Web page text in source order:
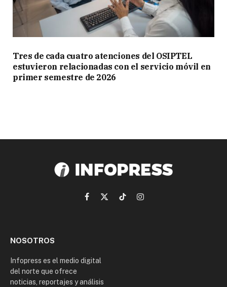
Tres de cada cuatro atenciones del OSIPTEL
estuvieron relacionadas con el servicio móvil en
primer semestre de 2026
Facebook
X
TikTokInstagram
NOSOTROS
Infopress es el medio digital
del norte que ofrece
noticias, reportajes y análisis